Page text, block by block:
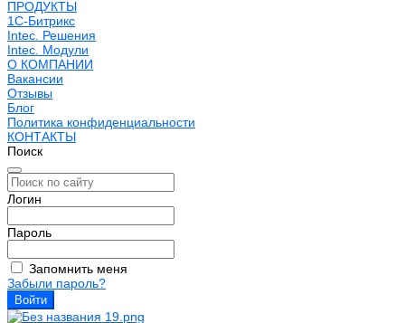
ПРОДУКТЫ
1С-Битрикс
Intec. Решения
Intec. Модули
О КОМПАНИИ
Вакансии
Отзывы
Блог
Политика конфиденциальности
КОНТАКТЫ
Поиск
Логин
Пароль
Запомнить меня
Забыли пароль?